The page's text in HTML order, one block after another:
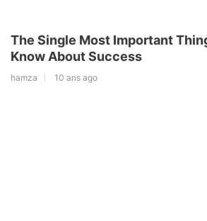
The Single Most Important
Know About Success
hamza 10 ans ago